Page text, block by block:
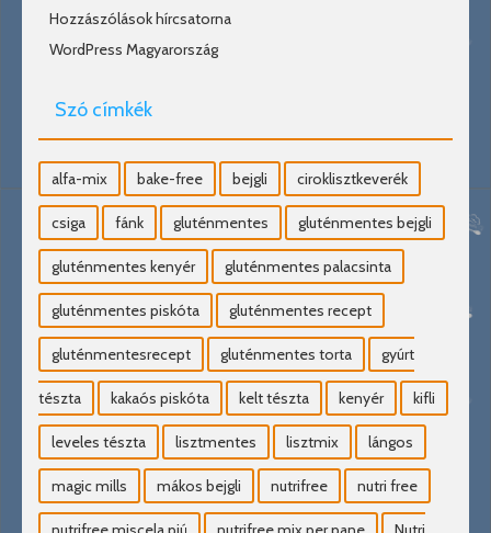
Hozzászólások hírcsatorna
WordPress Magyarország
Szó címkék
alfa-mix bake-free bejgli ciroklisztkeverék
csiga fánk gluténmentes gluténmentes bejgli
gluténmentes kenyér gluténmentes palacsinta
gluténmentes piskóta gluténmentes recept
gluténmentesrecept gluténmentes torta gyúrt
tészta kakaós piskóta kelt tészta kenyér kifli
leveles tészta lisztmentes lisztmix lángos
magic mills mákos bejgli nutrifree nutri free